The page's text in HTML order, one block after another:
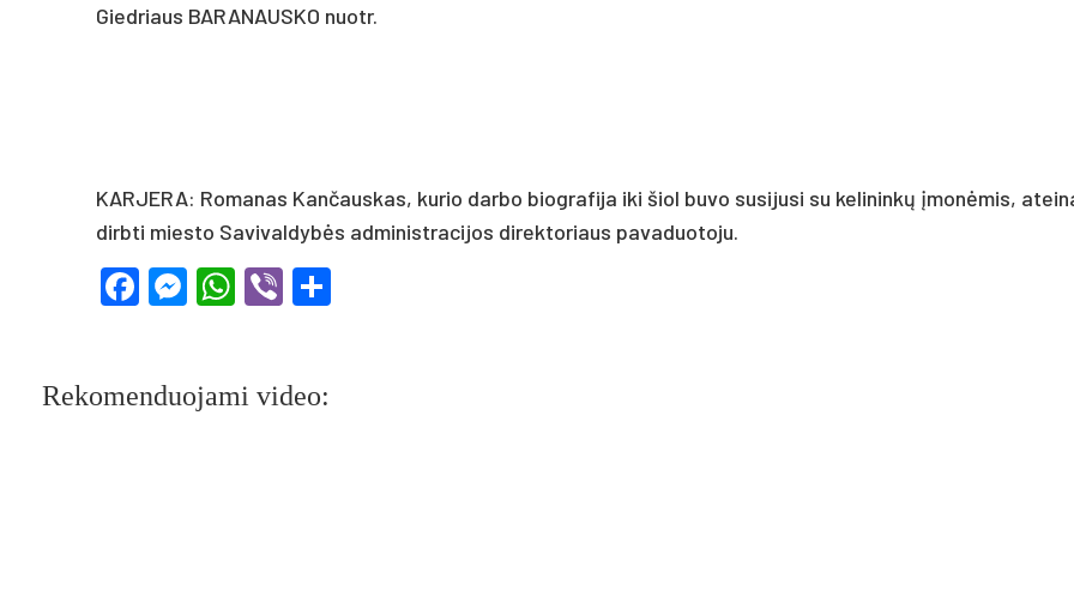
Giedriaus BARANAUSKO nuotr.
KARJERA: Romanas Kančauskas, kurio darbo biografija iki šiol buvo susijusi su kelininkų įmonėmis,
dirbti miesto Savivaldybės administracijos direktoriaus pavaduotoju.
Facebook
Messenger
WhatsApp
Viber
Rekomenduojami video: